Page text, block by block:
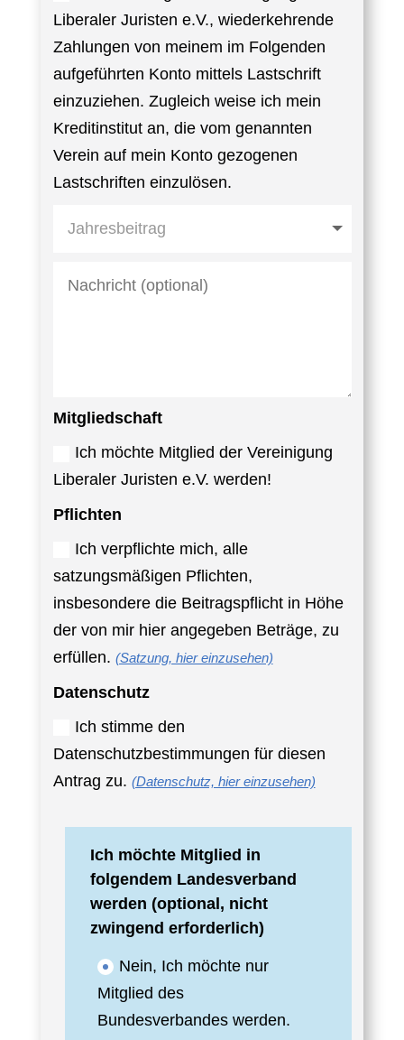
Liberaler Juristen e.V., wiederkehrende
Zahlungen von meinem im Folgenden
aufgeführten Konto mittels Lastschrift
einzuziehen. Zugleich weise ich mein
Kreditinstitut an, die vom genannten
Verein auf mein Konto gezogenen
Lastschriften einzulösen.
Mitgliedschaft
Ich möchte Mitglied der Vereinigung
Liberaler Juristen e.V. werden!
Pflichten
Ich verpflichte mich, alle
satzungsmäßigen Pflichten,
insbesondere die Beitragspflicht in Höhe
der von mir hier angegeben Beträge, zu
erfüllen. (Satzung, hier einzusehen)
Datenschutz
Ich stimme den
Datenschutzbestimmungen für diesen
Antrag zu. (Datenschutz, hier einzusehen)
Ich möchte Mitglied in
folgendem Landesverband
werden (optional, nicht
zwingend erforderlich)
Nein, Ich möchte nur
Mitglied des
Bundesverbandes werden.